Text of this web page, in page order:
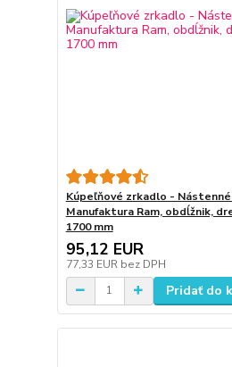
Kúpeľňové zrkadlo -
Manufaktura Ram, obdĺžnik,
1700 mm
95,12 EUR
77,33 EUR bez DPH
Pridať do